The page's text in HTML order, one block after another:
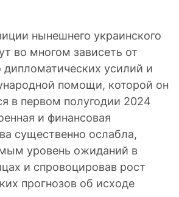
нынешнего украинского
во многом зависеть от
дипломатических усилий и
помощи, которой он
в первом полугодии 2024
и финансовая
существенно ослабла,
уровень ожиданий в
и спровоцировав рост
прогнозов об исходе